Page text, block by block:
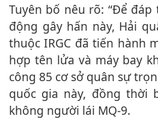
Tuyên bố nêu rõ: “Để đáp trả bước đầu hành
động gây hấn này, Hải
thuộc IRGC đã tiến hành
hợp tên lửa và máy bay
công 85 cơ sở quân sự
quốc gia này, đồng thời
không người lái MQ-9.